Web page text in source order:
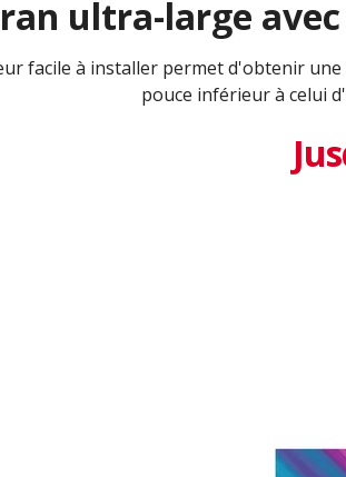
ultra-large
facile à installer permet d'obtenir
pouce inférieur à celui